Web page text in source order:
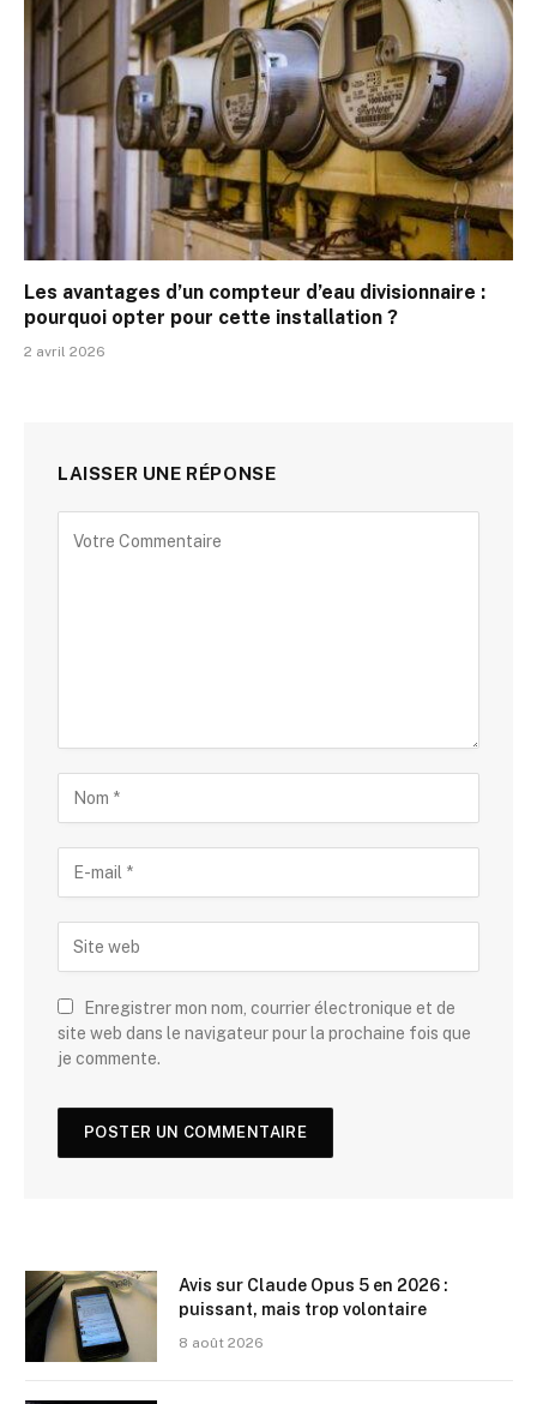
Les avantages d’un compteur d’eau divisionnaire :
pourquoi opter pour cette installation ?
2 avril 2026
LAISSER UNE RÉPONSE
Enregistrer mon nom, courrier électronique et de
site web dans le navigateur pour la prochaine fois que
je commente.
Avis sur Claude Opus 5 en 2026 :
puissant, mais trop volontaire
8 août 2026